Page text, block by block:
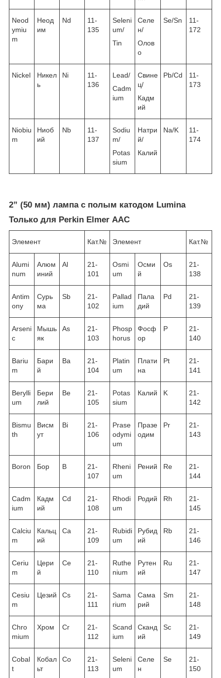
Neod
ymiu
m
Неод
им
Nd
11-
135
Seleni
um/
Tin
Селе
н/
Олов
о
Se/Sn
11-
172
Nickel
Никел
ь
Ni
11-
136
Lead/
Cadm
ium
Свине
ц/
Кадм
ий
Pb/Cd
11-
173
Niobiu
m
Ниоб
ий
Nb
11-
137
Sodiu
m/
Potas
sium
Натри
й/
Калий
Na/K
11-
174
2” (50 мм) лампа с полым катодом Lumina
Только для Perkin Elmer ААС
Элемент Кат.№ Элемент Кат.№
Alumi
num
Алюм
иний
Al
21-
101
Osmi
um
Осми
й
Os
21-
138
Antim
ony
Сурь
ма
Sb
21-
102
Pallad
ium
Пала
дий
Pd
21-
139
Arseni
c
Мышь
як
As
21-
103
Phosp
horus
Фосф
ор
P
21-
140
Bariu
m
Бари
й
Ba
21-
104
Platin
um
Плати
на
Pt
21-
141
Berylli
um
Бери
лий
Be
21-
105
Potas
sium
Калий K
21-
142
Bismu
th
Висм
ут
Bi
21-
106
Prase
odymi
um
Празе
одим
Pr
21-
143
Boron Бор B
21-
107
Rheni
um
Рений Re
21-
144
Cadm
ium
Кадм
ий
Cd
21-
108
Rhodi
um
Родий Rh
21-
145
Calciu
m
Кальц
ий
Ca
21-
109
Rubidi
um
Рубид
ий
Rb
21-
146
Ceriu
m
Цери
й
Ce
21-
110
Ruthe
nium
Рутен
ий
Ru
21-
147
Cesiu
m
Цезий Cs
21-
111
Sama
rium
Сама
рий
Sm
21-
148
Chro
mium
Хром Cr
21-
112
Scand
ium
Сканд
ий
Sc
21-
149
Cobal
t
Кобал
ьт
Co
21-
113
Seleni
um
Селе
н
Se
21-
150